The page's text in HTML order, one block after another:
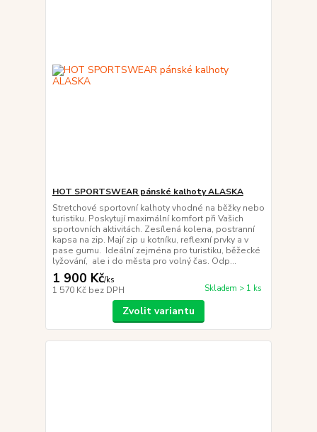
HOT SPORTSWEAR pánské kalhoty ALASKA
Stretchové sportovní kalhoty vhodné na běžky nebo
turistiku. Poskytují maximální komfort při Vašich
sportovních aktivitách. Zesílená kolena, postranní
kapsa na zip. Mají zip u kotníku, reflexní prvky a v
pase gumu. Ideální zejména pro turistiku, běžecké
lyžování, ale i do města pro volný čas. Odp...
1 900 Kč/ks
1 570 Kč bez DPH Skladem > 1 ks
Zvolit variantu